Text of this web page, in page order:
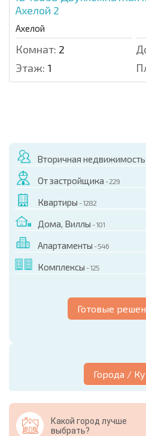
Ахелой 2
Ахелой
Комнат: 2
Этаж: 1
Вторичная недвижимость
От застройщика - 229
Квартиры - 1282
Дома, Виллы - 101
Апартаменты - 546
Комплексы - 125
Готовые
Города /
Какой город лучше
выбрать?